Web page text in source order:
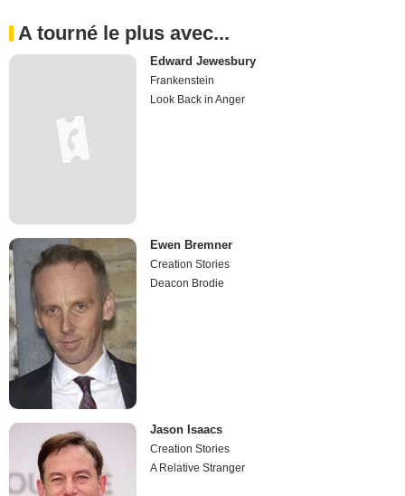
A tourné le plus avec...
Edward Jewesbury
Frankenstein
Look Back in Anger
Ewen Bremner
Creation Stories
Deacon Brodie
Jason Isaacs
Creation Stories
A Relative Stranger